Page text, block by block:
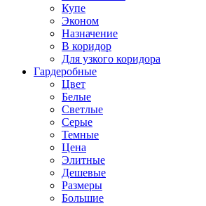
Купе
Эконом
Назначение
В коридор
Для узкого коридора
Гардеробные
Цвет
Белые
Светлые
Серые
Темные
Цена
Элитные
Дешевые
Размеры
Большие